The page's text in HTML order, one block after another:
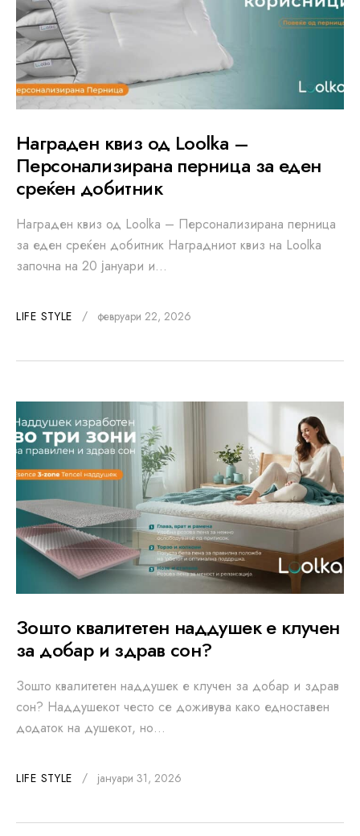
Награден квиз од Loolka –
Персонализирана перница за еден
среќен добитник
Награден квиз од Loolka – Персонализирана перница
за еден среќен добитник Наградниот квиз на Loolka
започна на 20 јануари и…
LIFE STYLE февруари 22, 2026
Зошто квалитетен наддушек е клучен
за добар и здрав сон?
Зошто квалитетен наддушек е клучен за добар и здрав
сон? Наддушекот често се доживува како едноставен
додаток на душекот, но…
LIFE STYLE јануари 31, 2026